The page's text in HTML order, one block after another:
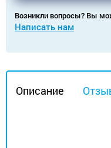
Возникли вопросы? Вы
Написать нам
Описание